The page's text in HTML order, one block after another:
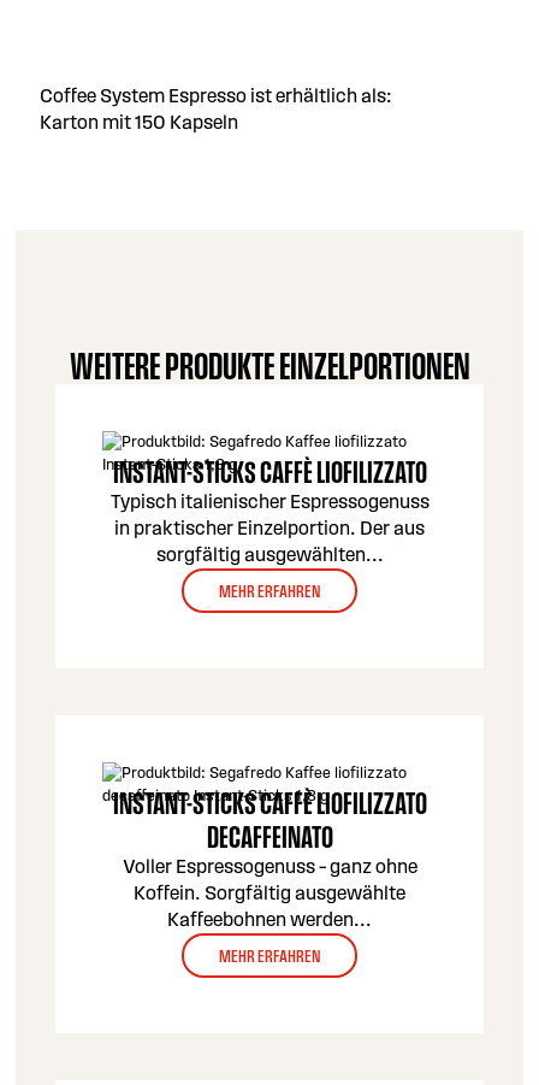
Coffee System Espresso ist erhältlich als:
Karton mit 150 Kapseln
WEITERE PRODUKTE EINZELPORTIONEN
INSTANT-STICKS CAFFÈ LIOFILIZZATO
Typisch italienischer Espressogenuss
in praktischer Einzelportion. Der aus
sorgfältig ausgewählten...
MEHR ERFAHREN
INSTANT-STICKS CAFFÈ LIOFILIZZATO
DECAFFEINATO
Voller Espressogenuss – ganz ohne
Koffein. Sorgfältig ausgewählte
Kaffeebohnen werden...
MEHR ERFAHREN